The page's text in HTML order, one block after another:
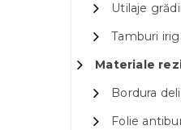
Utilaje
Tamburi
Materiale
Bordura
Folie